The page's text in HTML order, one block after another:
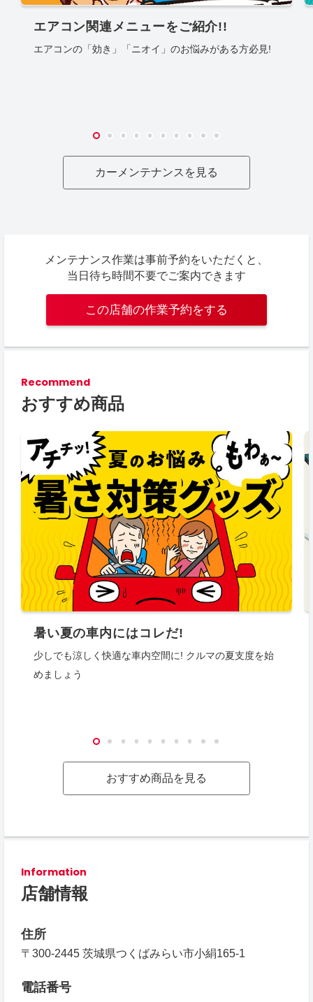
エアコン関連メニューをご紹介!!
エアコンの「効き」「ニオイ」のお悩みがある方必見!
カーメンテナンスを見る
メンテナンス作業は事前予約をいただくと、
当日待ち時間不要でご案内できます
この店舗の作業予約をする
Recommend
おすすめ商品
暑い夏の車内にはコレだ!
少しでも涼しく快適な車内空間に! クルマの夏支度を始
めましょう
おすすめ商品を見る
Information
店舗情報
住所
〒300-2445 茨城県つくばみらい市小絹165-1
電話番号